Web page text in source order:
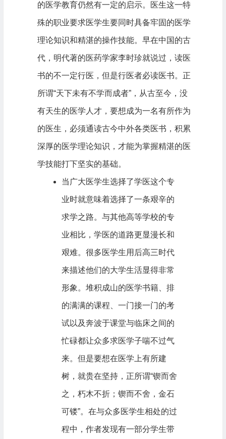
的医学教育仍然有一定的启示。医生这一特
殊的职业要求医学生要同时具备牢固的医学
理论知识和精湛的操作技能。早在中国的古
代，明代著的医药学家李时珍就说过，读医
书的不一定行医，但是行医者必读医书。正
所谓“天下未有不学而成者”，从古至今，没
有天生的医学人才，要想成为一名有所作为
的医生，必须通读古今中外各类医书，积累
深厚的医学理论知识，才能为掌握精湛的医
学技能打下坚实的基础。
当广大医学生选择了学医这个专
业时就意味着选择了一条艰辛的
求学之路。与其他高等学校的专
业相比，学医的道路更显漫长和
艰难。很多医学生用后高三时代
来描述他们的大学生活显得非常
形象。堆积成山的医学书籍、排
的满满的课程、一门接一门的考
试以及奔波于课堂与临床之间的
忙碌都让众多求医学子喘不过气
来。但是要想在医学上有所建
树，就贵在坚持，正所谓“锲而舍
之，朽木不折；锲而不舍，金石
可镂”。在与众多医学生相处的过
程中，作者发现有一部分学生带